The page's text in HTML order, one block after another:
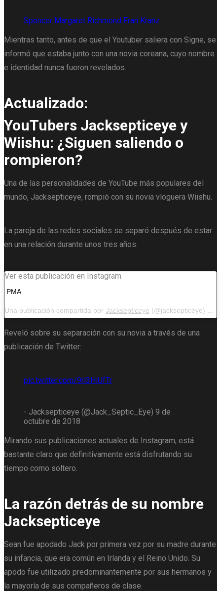
Spencer Margaret Richmond Fran Kranz
Mientras tanto, antes de que el Youtuber saliera con Signe, se
informó que estaba junto con una novia coreana, cuyo nombre
e identidad nunca fueron revelados.
Actualizado:
YouTubers Jacksepticeye y
Wiishu: ¿Siguen saliendo o
rompieron?
Una de las personalidades de YouTube más populares del
mundo, Jacksepticeye, rompió con su novia vloguera Wiishu.
La pareja de las redes sociales se separó después de estar
en una relación durante unos tres años.
Ver esta publicación en Instagram
PMA
Una publicación compartida por Jacksepticeye (@jacksepticeye) el 19 de enero de 2019 a las 8:03 pm PST
Reveló sobre su separación con su novia a través de una
publicación de Twitter:
pic.twitter.com/9rl3HiUfTr
- Jacksepticeye (@Jack_Septic_Eye) 9 de
octubre de 2018
Mirando sus publicaciones actuales de Instagram, está
bastante claro que definitivamente está disfrutando su
tiempo como soltero.
La razón detrás de su nombre
Jacksepticeye
Sean fue apodado Jack por primera vez por su madre durante
su infancia, que era común en Irlanda y el Reino Unido. Su
apodo fue utilizado predominantemente por sus hermanos y
la mayoría de sus compañeros de clase.